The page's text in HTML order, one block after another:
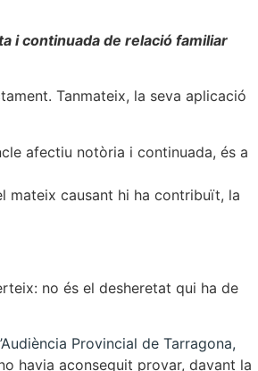
i continuada de relació familiar
Tanmateix, la seva aplicació
afectiu notòria i continuada, és a
mateix causant hi ha contribuït, la
no és el desheretat qui ha de
Provincial de Tarragona,
havia aconseguit provar, davant la